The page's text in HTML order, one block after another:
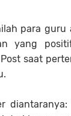
para guru
yang
saat